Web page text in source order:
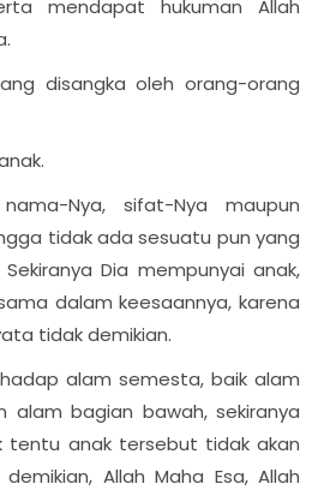
mendapat hukuman Allah
disangka oleh orang-orang
Nya, sifat-Nya maupun
tidak ada sesuatu pun yang
Dia mempunyai anak,
dalam keesaannya, karena
tidak demikian.
alam semesta, baik alam
alam bagian bawah, sekiranya
tentu anak tersebut tidak akan
Allah Maha Esa, Allah